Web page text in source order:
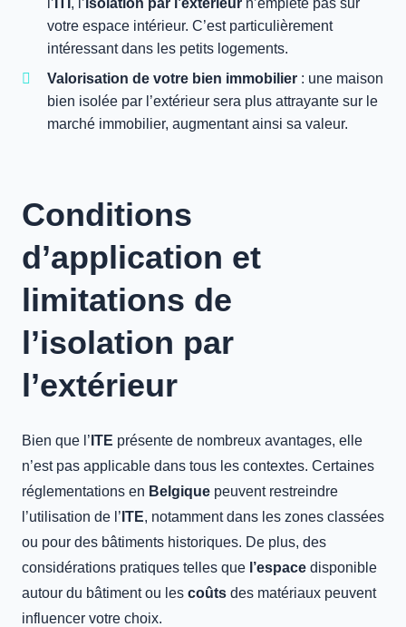
l’ , l’ isolation par l’extérieur n’empiète pas sur
votre espace intérieur. C’est particulièrement
intéressant dans les petits logements.
Valorisation de votre bien immobilier : une maison
bien isolée par l’extérieur sera plus attrayante sur le
marché immobilier, augmentant ainsi sa valeur.
Conditions
d’application et
limitations de
l’isolation par
l’extérieur
Bien que l’ ITE présente de nombreux avantages, elle
n’est pas applicable dans tous les contextes. Certaines
réglementations en Belgique peuvent restreindre
l’utilisation de l’ ITE, notamment dans les zones classées
ou pour des bâtiments historiques. De plus, des
considérations pratiques telles que l’espace disponible
autour du bâtiment ou les coûts des matériaux peuvent
influencer votre choix.